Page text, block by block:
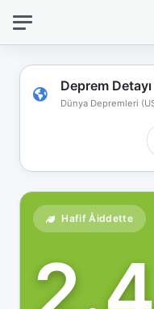
Deprem Detayı
Dünya Depremleri
Hafif Åiddette
koptu!
Çevrimdışı